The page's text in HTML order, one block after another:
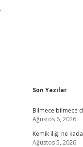
Son Yazılar
Bilmece bilmece
Ağustos 6, 2026
Kemik iliği ne
Ağustos 5, 2026